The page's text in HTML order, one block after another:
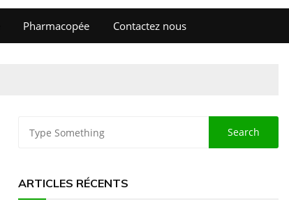
Pharmacopée Contactez nous
ARTICLES RÉCENTS